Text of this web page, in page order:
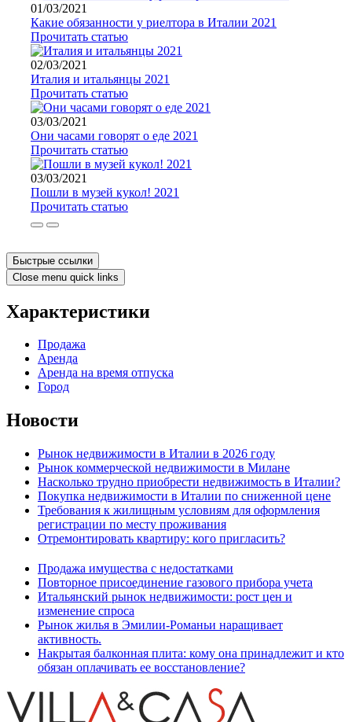
01/03/2021
Какие обязанности у риелтора в Италии 2021
Прочитать статью
02/03/2021
Италия и итальянцы 2021
Прочитать статью
03/03/2021
Они часами говорят о еде 2021
Прочитать статью
03/03/2021
Пошли в музей кукол! 2021
Прочитать статью
Быстрые ссылки
Close menu quick links
Характеристики
Продажа
Аренда
Аренда на время отпуска
Город
Новости
Рынок недвижимости в Италии в 2026 году
Рынок коммерческой недвижимости в Милане
Насколько трудно приобрести недвижимость в Италии?
Покупка недвижимости в Италии по сниженной цене
Требования к жилищным условиям для оформления
регистрации по месту проживания
Отремонтировать квартиру: кого пригласить?
Продажа имущества с недостатками
Повторное присоединение газового прибора учета
Итальянский рынок недвижимости: рост цен и
изменение спроса
Рынок жилья в Эмилии-Романьи наращивает
активность.
Накрытая балконная плита: кому она принадлежит и кто
обязан оплачивать ее восстановление?